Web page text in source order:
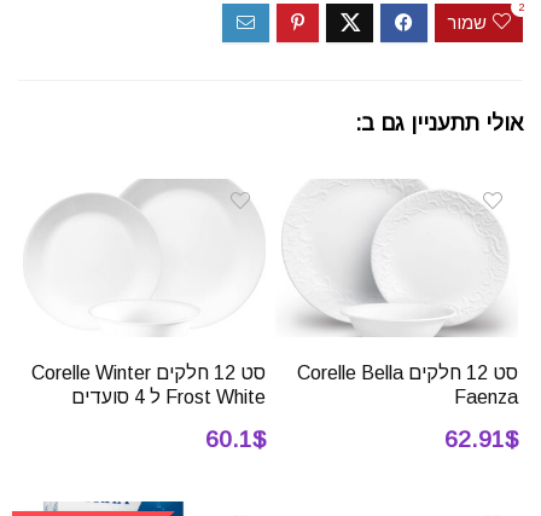
שמור
2
אולי תתעניין גם ב:
סט 12 חלקים Corelle Bella
Faenza
62.91$
סט 12 חלקים Corelle Winter
Frost White ל 4 סועדים
60.1$